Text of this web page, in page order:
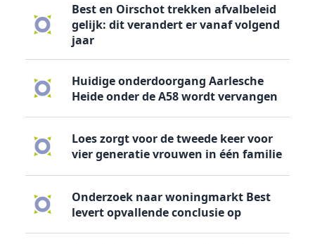
Best en Oirschot trekken afvalbeleid
gelijk: dit verandert er vanaf volgend
jaar
Huidige onderdoorgang Aarlesche
Heide onder de A58 wordt vervangen
Loes zorgt voor de tweede keer voor
vier generatie vrouwen in één familie
Onderzoek naar woningmarkt Best
levert opvallende conclusie op